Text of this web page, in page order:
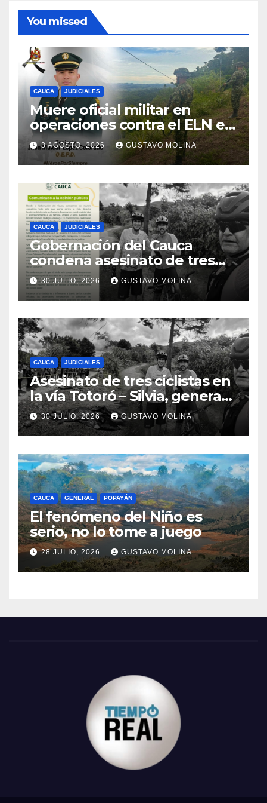
You missed
CAUCA JUDICIALES
Muere oficial militar en
operaciones contra el ELN en
el sur del Cauca
3 AGOSTO, 2026 GUSTAVO MOLINA
CAUCA JUDICIALES
Gobernación del Cauca
condena asesinato de tres
ciudadanos y exige medidas
urgentes al Gobierno
Nacional
30 JULIO, 2026 GUSTAVO MOLINA
CAUCA JUDICIALES
Asesinato de tres ciclistas en
la vía Totoró – Silvia, genera
consternación en el Cauca
30 JULIO, 2026 GUSTAVO MOLINA
CAUCA GENERAL POPAYÁN
El fenómeno del Niño es
serio, no lo tome a juego
28 JULIO, 2026 GUSTAVO MOLINA